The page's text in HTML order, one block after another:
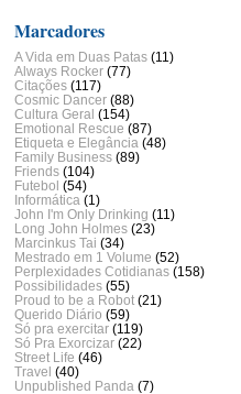
Marcadores
A Vida em Duas Patas (11)
Always Rocker (77)
Citações (117)
Cosmic Dancer (88)
Cultura Geral (154)
Emotional Rescue (87)
Etiqueta e Elegância (48)
Family Business (89)
Friends (104)
Futebol (54)
Informática (1)
John I'm Only Drinking (11)
Long John Holmes (23)
Marcinkus Tai (34)
Mestrado em 1 Volume (52)
Perplexidades Cotidianas (158)
Possibilidades (55)
Proud to be a Robot (21)
Querido Diário (59)
Só pra exercitar (119)
Só Pra Exorcizar (22)
Street Life (46)
Travel (40)
Unpublished Panda (7)